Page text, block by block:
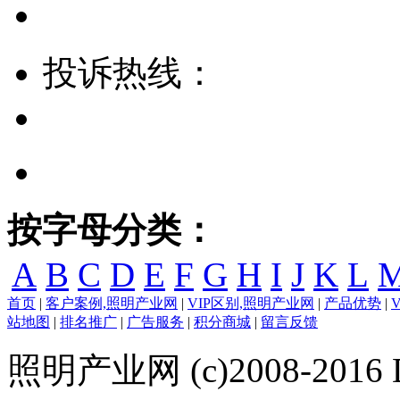
投诉热线：
按字母分类：
A B C D E F G H I J K L
首页 | 客户案例,照明产业网 | VIP区别,照明产业网 | 产品优势 |
站地图 | 排名推广 | 广告服务 | 积分商城 | 留言反馈
照明产业网 (c)2008-